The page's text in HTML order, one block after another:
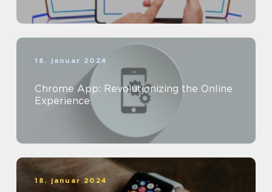
18. januar 2024
Chrome App: Revolutionizing the Online
Experience
18. januar 2024